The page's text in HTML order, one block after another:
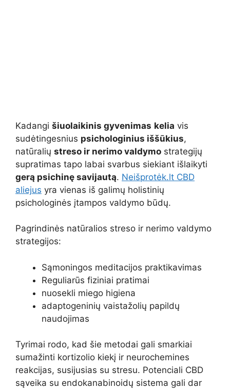
Kadangi šiuolaikinis gyvenimas kelia vis
sudėtingesnius psichologinius iššūkius,
natūralių streso ir nerimo valdymo strategijų
supratimas tapo labai svarbus siekiant išlaikyti
gerą psichinę savijautą. Neišprotėk.lt CBD
aliejus yra vienas iš galimų holistinių
psichologinės įtampos valdymo būdų.
Pagrindinės natūralios streso ir nerimo valdymo
strategijos:
Sąmoningos meditacijos praktikavimas
Reguliarūs fiziniai pratimai
nuosekli miego higiena
adaptogeninių vaistažolių papildų
naudojimas
Tyrimai rodo, kad šie metodai gali smarkiai
sumažinti kortizolio kiekį ir neurochemines
reakcijas, susijusias su stresu. Potenciali CBD
sąveika su endokanabinoidų sistema gali dar